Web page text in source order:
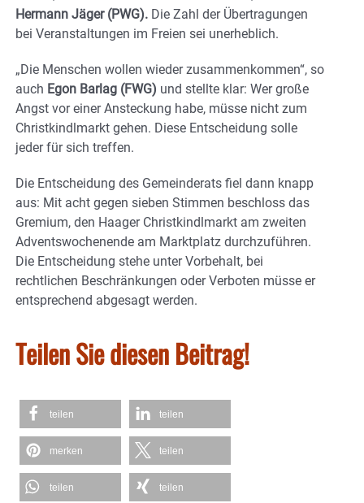
Hermann Jäger (PWG). Die Zahl der Übertragungen
bei Veranstaltungen im Freien sei unerheblich.
„Die Menschen wollen wieder zusammenkommen“, so
auch Egon Barlag (FWG) und stellte klar: Wer große
Angst vor einer Ansteckung habe, müsse nicht zum
Christkindlmarkt gehen. Diese Entscheidung solle
jeder für sich treffen.
Die Entscheidung des Gemeinderats fiel dann knapp
aus: Mit acht gegen sieben Stimmen beschloss das
Gremium, den Haager Christkindlmarkt am zweiten
Adventswochenende am Marktplatz durchzuführen.
Die Entscheidung stehe unter Vorbehalt, bei
rechtlichen Beschränkungen oder Verboten müsse er
entsprechend abgesagt werden.
Teilen Sie diesen Beitrag!
teilen teilen
merken teilen
teilen teilen